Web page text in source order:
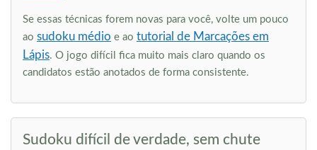
Se essas técnicas forem novas para você, volte um pouco
ao sudoku médio e ao tutorial de Marcações em
Lápis. O jogo difícil fica muito mais claro quando os
candidatos estão anotados de forma consistente.
Sudoku difícil de verdade, sem chute